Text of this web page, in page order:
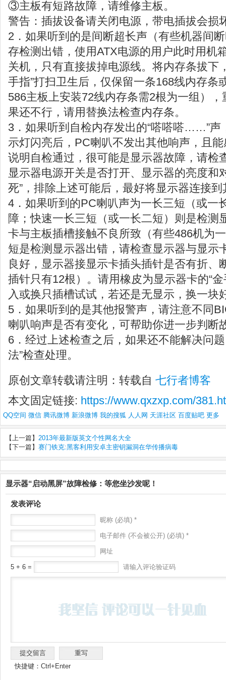
③主板有短路故障，请维修主板。
警告：插拔设备请关闭电源，带电插拔会损
2．如果听到的是间断超长声（有些机器间
存检测出错，使用ATX电源的用户此时用机
关机，只有直接拔掉电源线。将内存条拔下
手指”打扫卫生后，仅保留一条168线内存条
586主板上安装72线内存条需2根为一组）
果还不行，请用替换法检查内存条。
3．如果听到自检内存发出的“嗒嗒嗒……”声
示灯闪亮后，PC喇叭不发出其他响声，且
说明自检通过，很可能是显示器故障，请检
显示器电源开关是否打开、显示器的亮度和
死”，排除上述可能后，最好将显示器连接
4．如果听到的PC喇叭声为一长三短（或一
障；快速一长三短（或一长二短）则是检测
卡与主板插槽接触不良所致（有些486机为
短是检测显示器出错，请检查显示器与显示
良好，显示器接显示卡插头插针是否有折、
插针只有12根）。请用橡皮为显示器卡的“
入或换只插槽试试，若还是无显示，换一块
5．如果听到的是其他报警声，请注意不同
喇叭响声是否有变化，可帮助你进一步判断
6．经过上述检查之后，如果还不能解决问
法”检查处理。
原创文章转载请注明：转载自 七行者博客
本文固定链接: https://www.qxzxp.com/
QQ空间 微信 腾讯微博 新浪微博 我的搜狐 人人网 天涯社区 百度贴吧 更多
【上一篇】 2013年最新版英文个性网名大全
【下一篇】 赛门铁克:黑客利用安卓主密钥漏洞在华传播病毒
显示器“启动黑屏”故障检修：等您坐沙发呢！
发表评论
昵称 (必填) *
电子邮件 (不会被公开) (必填) *
网址
5 + 6 = 请输入评论验证码
快捷键：Ctrl+Enter